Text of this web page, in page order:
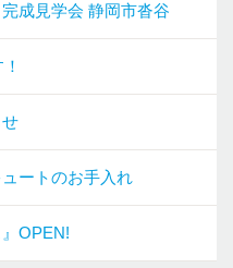
完成見学会 静岡市沓谷
ュートのお手入れ
』OPEN!